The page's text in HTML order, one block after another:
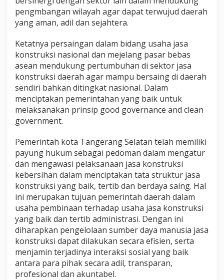
pengmbangan wilayah agar dapat terwujud daerah
yang aman, adil dan sejahtera.
Ketatnya persaingan dalam bidang usaha jasa
konstruksi nasional dan mejelang pasar bebas
asean mendukung pertumbuhan di sektor jasa
konstruksi daerah agar mampu bersaing di daerah
sendiri bahkan ditingkat nasional. Dalam
menciptakan pemerintahan yang baik untuk
melaksanakan prinsip good governance and clean
government.
Pemerintah kota Tangerang Selatan telah memiliki
payung hukum sebagai pedoman dalam mengatur
dan mengawasi pelaksanaan jasa konstruksi
kebersihan dalam menciptakan tata struktur jasa
konstruksi yang baik, tertib dan berdaya saing. Hal
ini merupakan tujuan pemerintah daerah dalam
usaha pembinaan terhadap usaha jasa konstruksi
yang baik dan tertib administrasi. Dengan ini
diharapkan pengelolaan sumber daya manusia jasa
konstruksi dapat dilakukan secara efisien, serta
menjamin terjadinya interaksi sosial yang baik
antara para pihak secara adil, transparan,
profesional dan akuntabel.